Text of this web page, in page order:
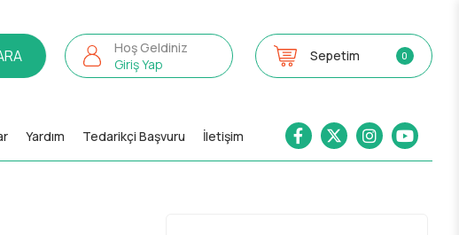
Hoş Geldiniz
Giriş Yap
Sepetim 0
Yardım Tedarikçi Başvuru İletişim